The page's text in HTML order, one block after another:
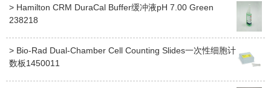
> Hamilton CRM DuraCal Buffer缓冲液pH 7.00 Green
238218
> Bio-Rad Dual-Chamber Cell Counting Slides一次性细胞计
数板1450011